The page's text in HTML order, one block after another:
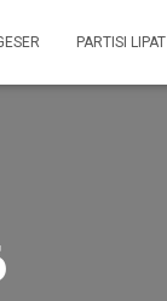
PARTISI LIPAT